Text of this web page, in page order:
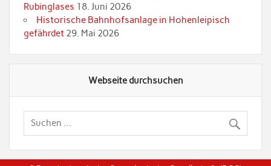
Rubinglases 18. Juni 2026
Historische Bahnhofsanlage in Hohenleipisch
gefährdet 29. Mai 2026
Webseite durchsuchen